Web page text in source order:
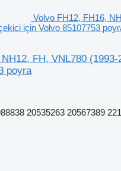
Volvo FH12, FH16,
için Volvo 85107753
FH, VNL780
poyra
20535263 20567389